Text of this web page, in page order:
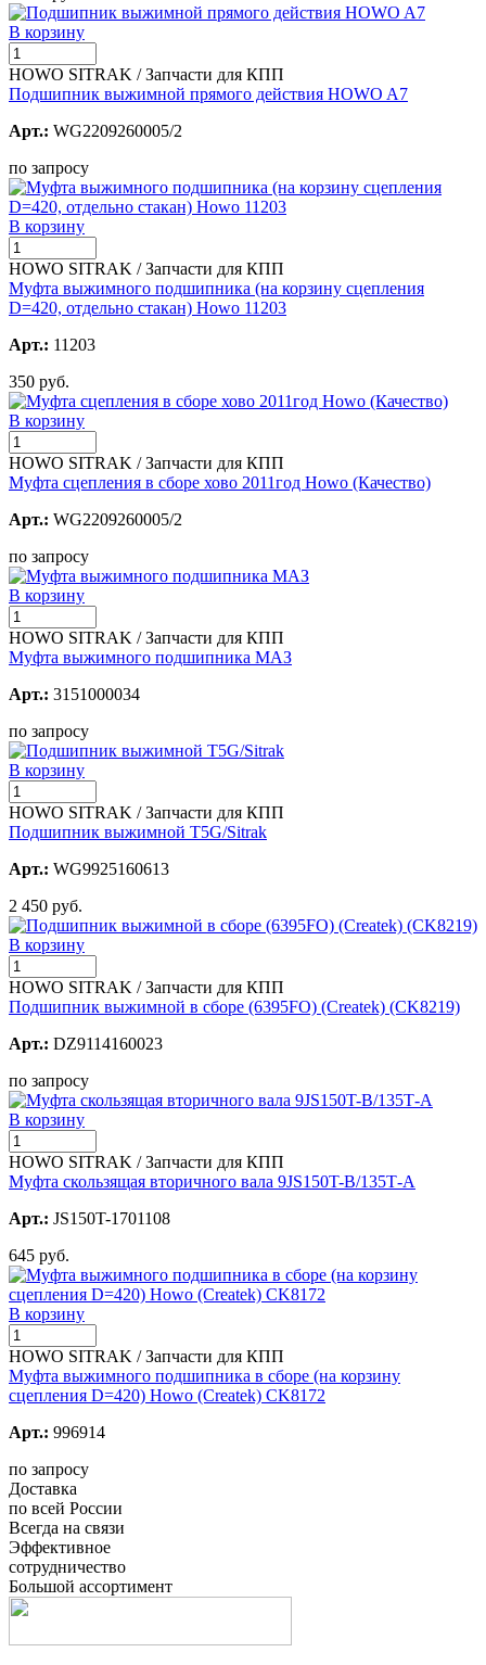
В корзину
HOWO SITRAK / Запчасти для КПП
Подшипник выжимной прямого действия HOWO A7
Арт.: WG2209260005/2
по запросу
В корзину
HOWO SITRAK / Запчасти для КПП
Муфта выжимного подшипника (на корзину сцепления
D=420, отдельно стакан) Howo 11203
Арт.: 11203
350 руб.
В корзину
HOWO SITRAK / Запчасти для КПП
Муфта сцепления в сборе хово 2011год Howo (Качество)
Арт.: WG2209260005/2
по запросу
В корзину
HOWO SITRAK / Запчасти для КПП
Муфта выжимного подшипника МАЗ
Арт.: 3151000034
по запросу
В корзину
HOWO SITRAK / Запчасти для КПП
Подшипник выжимной T5G/Sitrak
Арт.: WG9925160613
2 450 руб.
В корзину
HOWO SITRAK / Запчасти для КПП
Подшипник выжимной в сборе (6395FO) (Createk) (CK8219)
Арт.: DZ9114160023
по запросу
В корзину
HOWO SITRAK / Запчасти для КПП
Муфта скользящая вторичного вала 9JS150T-B/135Т-А
Арт.: JS150T-1701108
645 руб.
В корзину
HOWO SITRAK / Запчасти для КПП
Муфта выжимного подшипника в сборе (на корзину
сцепления D=420) Howo (Createk) CK8172
Арт.: 996914
по запросу
Доставка
по всей России
Всегда на связи
Эффективное
сотрудничество
Большой ассортимент